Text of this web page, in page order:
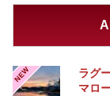
NEW
ラグ
マロ